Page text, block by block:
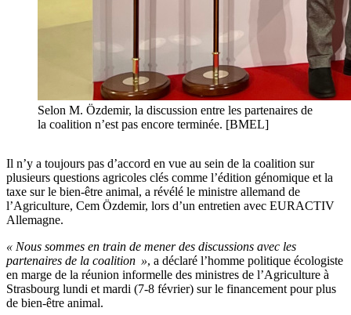
Selon M. Özdemir, la discussion entre les partenaires de
la coalition n’est pas encore terminée. [BMEL]
Il n’y a toujours pas d’accord en vue au sein de la coalition sur
plusieurs questions agricoles clés comme l’édition génomique et la
taxe sur le bien-être animal, a révélé le ministre allemand de
l’Agriculture, Cem Özdemir, lors d’un entretien avec EURACTIV
Allemagne.
« Nous sommes en train de mener des discussions avec les
partenaires de la coalition », a déclaré l’homme politique écologiste
en marge de la réunion informelle des ministres de l’Agriculture à
Strasbourg lundi et mardi (7-8 février) sur le financement pour plus
de bien-être animal.